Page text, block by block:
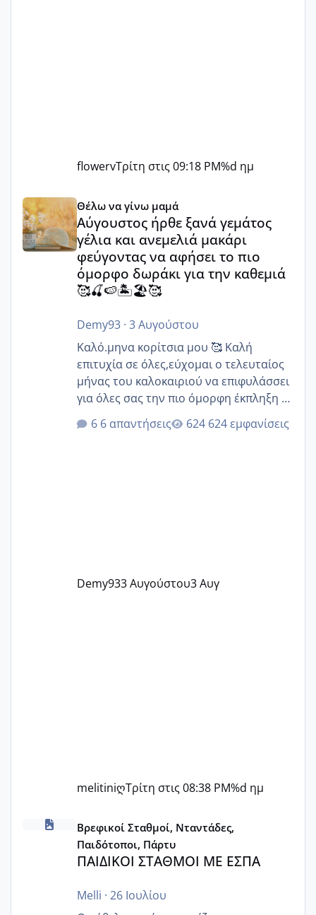
flowervΤρίτη στις 09:18 PM%d ημ
Αύγουστος ήρθε ξανά γεμάτος γέλια και ανεμελιά
Θέλω να γίνω μαμά
Αύγουστος ήρθε ξανά γεμάτος
γέλια και ανεμελιά μακάρι
φεύγοντας να αφήσει το πιο
όμορφο δωράκι για την καθεμιά
🥰🍒🍉🏝️🏖️🥰
Demy93· 3 Αυγούστου
Καλό.μηνα κορίτσια μου 🥰 Καλή
επιτυχία σε όλες,εύχομαι ο τελευταίος
μήνας του καλοκαιριού να επιφυλάσσει
για όλες σας την πιο όμορφη έκπληξη 🧿
@Elk @Melikara86 @Παρασκευαιδου
@Zenia z @melitiniღ @Christi.D.
6 απαντήσεις 624 εμφανίσεις
Demy933 Αυγούστου3 Αυγ
melitiniღΤρίτη στις 08:38 PM%d ημ
ΠΑΙΔΙΚΟΙ ΣΤΑΘΜΟΙ ΜΕ ΕΣΠΑ
Βρεφικοί Σταθμοί, Νταντάδες,
Παιδότοποι, Πάρτυ
ΠΑΙΔΙΚΟΙ ΣΤΑΘΜΟΙ ΜΕ ΕΣΠΑ
Melli · 26 Ιουλίου